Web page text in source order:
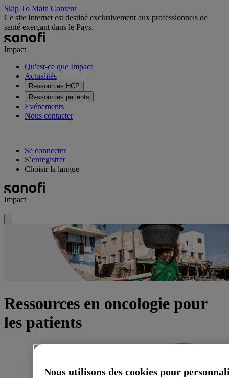
Skip To Main Content
Ce site Internet est destiné exclusivement aux professionnels de
santé exerçant dans le Pays.
Impact
Qu'est-ce que Impact
Actualités
Ressources HCP
Ressources patients
Evénements
Nous contacter
Se connecter
S’enregistrer
Choisir la langue
Impact
Ressources en oncologie pour
les patients
Nous utilisons des cookies pour